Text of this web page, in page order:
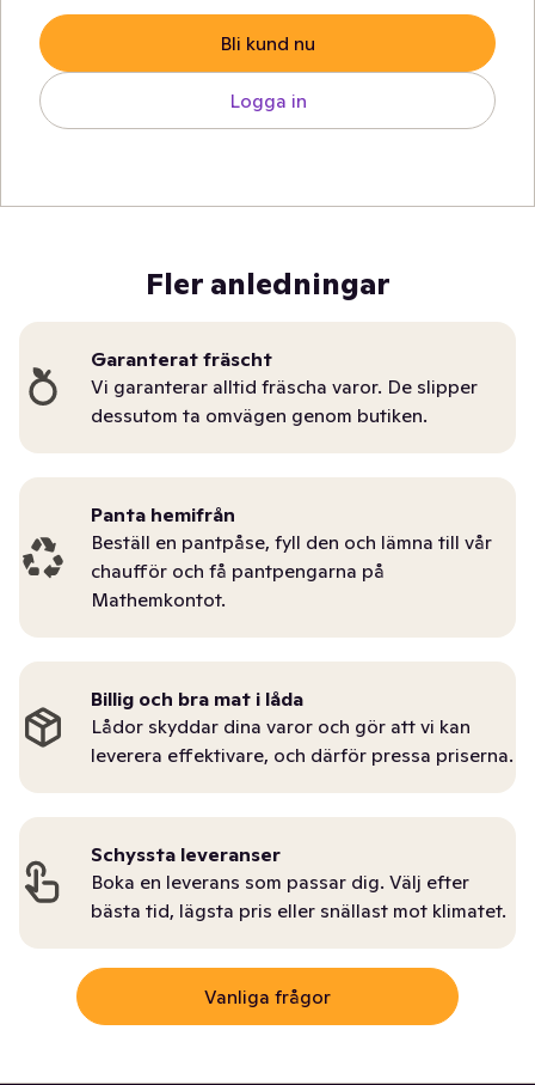
Bli kund nu
Logga in
Fler anledningar
Garanterat fräscht
Vi garanterar alltid fräscha varor. De slipper
dessutom ta omvägen genom butiken.
Panta hemifrån
Beställ en pantpåse, fyll den och lämna till vår
chaufför och få pantpengarna på
Mathemkontot.
Billig och bra mat i låda
Lådor skyddar dina varor och gör att vi kan
leverera effektivare, och därför pressa priserna.
Schyssta leveranser
Boka en leverans som passar dig. Välj efter
bästa tid, lägsta pris eller snällast mot klimatet.
Vanliga frågor